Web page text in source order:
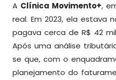
A Clínica Movimento+,
real. Em 2023, ela estava
pagava cerca de R$ 42
Após uma análise
se que, com o
planejamento do